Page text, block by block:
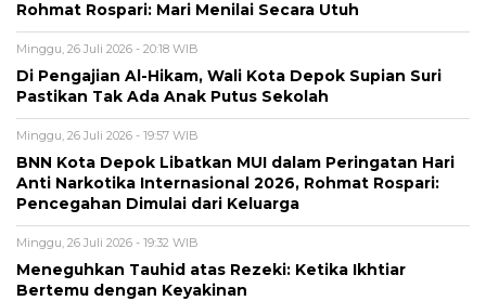
Rohmat Rospari: Mari Menilai Secara Utuh
Minggu, 26 Juli 2026 - 20:18 WIB
Di Pengajian Al-Hikam, Wali Kota Depok Supian Suri
Pastikan Tak Ada Anak Putus Sekolah
Minggu, 26 Juli 2026 - 19:57 WIB
BNN Kota Depok Libatkan MUI dalam Peringatan Hari
Anti Narkotika Internasional 2026, Rohmat Rospari:
Pencegahan Dimulai dari Keluarga
Minggu, 26 Juli 2026 - 19:32 WIB
Meneguhkan Tauhid atas Rezeki: Ketika Ikhtiar
Bertemu dengan Keyakinan